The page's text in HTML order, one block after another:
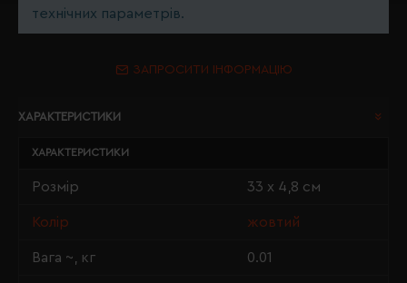
технічних параметрів.
ЗАПРОСИТИ ІНФОРМАЦІЮ
ХАРАКТЕРИСТИКИ
ХАРАКТЕРИСТИКИ
Розмір 33 х 4,8 см
Колір жовтий
Вага ~, кг 0.01